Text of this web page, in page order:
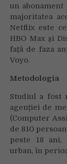
un
majoritatea
Netflix este
HBO Max și
față de faza
Voyo.
Metodologia
Studiul a fost
agenției de
(Computer
de 810
peste 18
urban, în